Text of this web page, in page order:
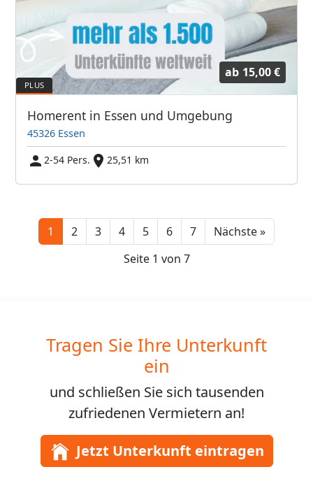
ab 15,00 €
Homerent in Essen und Umgebung
45326 Essen
2-54 Pers.
25,51 km
1 2 3 4 5 6 7 Nächste »Next
Seite 1 von 7
Tragen Sie Ihre Unterkunft
ein
und schließen Sie sich tausenden
zufriedenen Vermietern an!
Jetzt Unterkunft eintragen